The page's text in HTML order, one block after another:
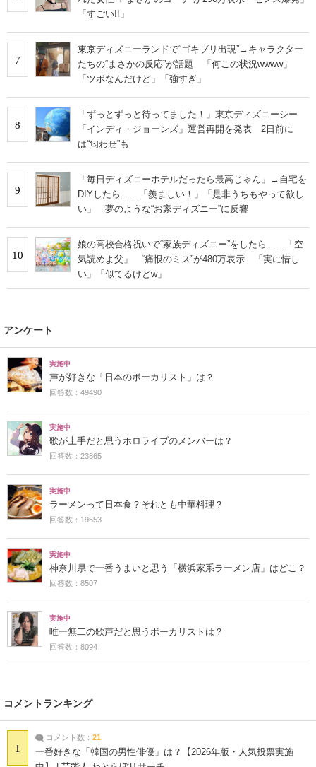
「すごい!!」
7
東京ディズニーランドで“ゴキブリ出現”→キャラクター
たちの“まさかの反応”が話題 「何この状況wwww」
「ツボなんだけど」「強すぎ」
8
「ずっとずっと待ってました！」東京ディズニーシー
「インディ・ジョーンズ」運営再開を発表 2日前に
は“匂わせ”も
9
「毎日ディズニーホテルだったら最高じゃん」→自宅を
DIYしたら……「羨ましい！」「是非うちもやって欲し
い」 夢のような“お家ディズニー”に反響
10
娘の高校合格祝いで“家族ディズニー”をしたら……「空
気読めよ父」 “痛恨のミス”が480万表示 「実に惜し
い」「似てるけどw」
アンケート
実施中
声が好きな「日本のボーカリスト」は？
回答数：49490
実施中
歌が上手だと思うホロライブのメンバーは？
回答数：23865
実施中
ラーメンって日本食？それとも中華料理？
回答数：19653
実施中
神奈川県で一番うまいと思う「横浜家系ラーメン店」はどこ？
回答数：8507
実施中
唯一無二の歌声だと思うボーカリストは？
回答数：8094
コメントランキング
1
コメント数： 21
一番好きな「韓国の男性俳優」は？【2026年版・人気投票実施